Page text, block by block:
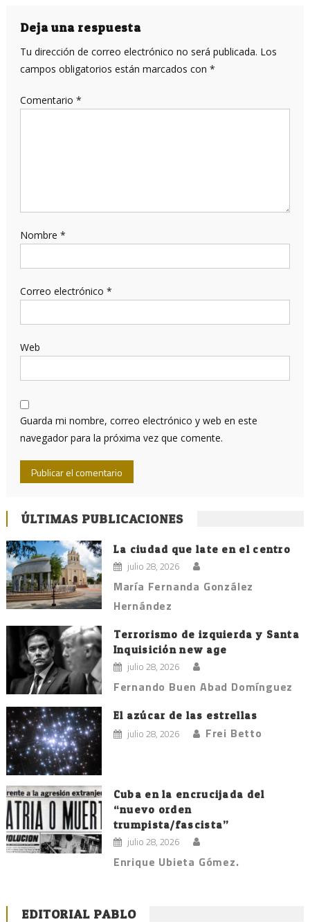
entradas
Deja una respuesta
Tu dirección de correo electrónico no será publicada. Los
campos obligatorios están marcados con *
Comentario *
Nombre *
Correo electrónico *
Web
Guarda mi nombre, correo electrónico y web en este
navegador para la próxima vez que comente.
ÚLTIMAS PUBLICACIONES
La ciudad que late en el centro
julio 28, 2026
María Fernanda González
Hernández
Terrorismo de izquierda y Santa
Inquisición new age
julio 28, 2026
Fernando Buen Abad Domínguez
El azúcar de las estrellas
julio 28, 2026 Frei Betto
Cuba en la encrucijada del
“nuevo orden
trumpista/fascista”
julio 28, 2026
Enrique Ubieta Gómez.
EDITORIAL PABLO